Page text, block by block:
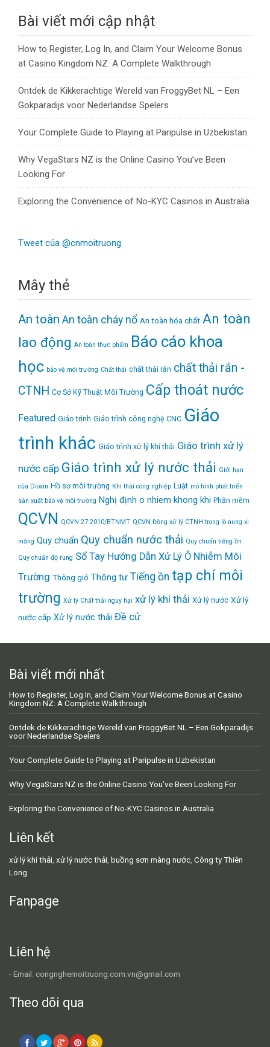
Bài viết mới cập nhật
How to Register, Log In, and Claim Your Welcome Bonus
at Casino Kingdom NZ: A Complete Walkthrough
Ontdek de Kikkerachtige Wereld van FroggyBet NL – Een
Gokparadijs voor Nederlandse Spelers
Your Complete Guide to Playing at Paripulse in Uzbekistan
Why VegaStars NZ is the Online Casino You’ve Been
Looking For
Exploring the Convenience of No-KYC Casinos in Australia
Tweet của @cnmoitruong
Mây thẻ
An toàn An toàn cháy nổ An toàn hóa chất An toàn
lao động An toàn thực phẩm Báo cáo khoa
học bảo vệ môi trường Chất thải chất thải rắn chất thải rắn -
CTNH Cơ Sở Kỹ Thuật Môi Trường Cấp thoát nước
Featured Giáo trình Giáo trình công nghệ CNC Giáo
trình khác Giáo trình xử lý khí thải Giáo trình xử lý
nước cấp Giáo trình xử lý nước thải Giới hạn
của Dioxin Hồ sơ môi trường Khí thải công nghiệp Luật mô hình phát triển
sản xuất bảo vệ môi trường Nghị định o nhiem khong khi Phần mềm
QCVN QCVN 27:2010/BTNMT QCVN Đồng xử lý CTNH trong lò nung xi
măng Quy chuẩn Quy chuẩn nước thải Quy chuẩn tiếng ồn
Quy chuẩn độ rung Sổ Tay Hướng Dẫn Xử Lý Ô Nhiễm Môi
Trường Thông gió Thông tư Tiếng ồn tạp chí môi
trường Xử lý Chất thải nguy hại xử lý khí thải Xử lý nước Xử lý
nước cấp Xử lý nước thải Đề cử
Bài viết mới nhất
How to Register, Log In, and Claim Your Welcome Bonus at Casino
Kingdom NZ: A Complete Walkthrough
Ontdek de Kikkerachtige Wereld van FroggyBet NL – Een Gokparadijs
voor Nederlandse Spelers
Your Complete Guide to Playing at Paripulse in Uzbekistan
Why VegaStars NZ is the Online Casino You’ve Been Looking For
Exploring the Convenience of No-KYC Casinos in Australia
Liên kết
xử lý khí thải xử lý nước thải buồng sơn màng nước Công ty Thiên
Long
Fanpage
Liên hệ
- Email: congnghemoitruong.com.vn@gmail.com
Theo dõi qua